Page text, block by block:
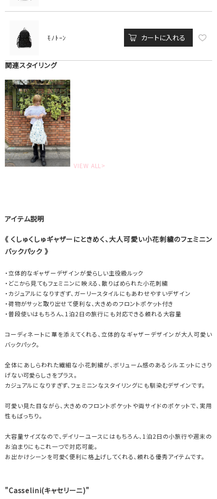
ﾓﾉﾄｰﾝ カートに入れる
関連スタイリング
VIEW ALL>
アイテム説明
《 くしゅくしゅギャザーにときめく、大人可愛い小花刺繍のフェミニン
バックパック 》
・立体的なギャザーデザインが愛らしい主役級ルック
・どこから見てもフェミニンに映える、散りばめられた小花刺繍
・カジュアルになりすぎず、ガーリースタイルにもあわせやすいデザイン
・荷物がサッと取り出せて便利な、大きめのフロントポケット付き
・普段使いはもちろん、1泊2日の旅行にも対応できる頼れる大容量
コーディネートに華を添えてくれる、立体的なギャザーデザインが大人可愛い
バックパック。
全体にあしらわれた繊細な小花刺繍が、ボリューム感のあるシルエットにさり
げない可愛らしさをプラス。
カジュアルになりすぎず、フェミニンなスタイリングにも馴染むデザインです。
可愛い見た目ながら、大きめのフロントポケットや両サイドのポケットで、実用
性もばっちり。
大容量サイズなので、デイリーユースにはもちろん、1泊2日の小旅行や週末の
お泊まりにもこれ一つで対応可能。
お出かけシーンを可愛く便利に格上げしてくれる、頼れる優秀アイテムです。
"Casselini(キャセリーニ)"